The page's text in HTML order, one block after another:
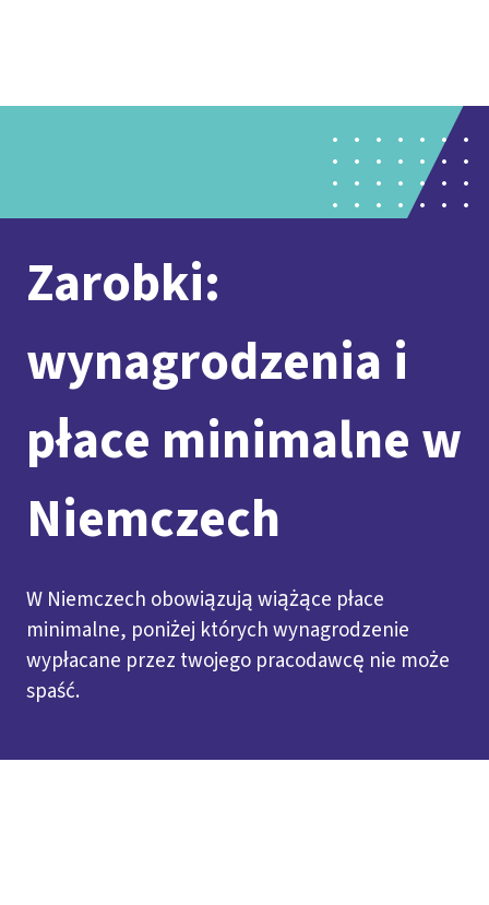
Mitmachen
Zarobki:
wynagrodzenia i
płace minimalne w
Niemczech
W Niemczech obowiązują wiążące płace
minimalne, poniżej których wynagrodzenie
wypłacane przez twojego pracodawcę nie może
spaść.